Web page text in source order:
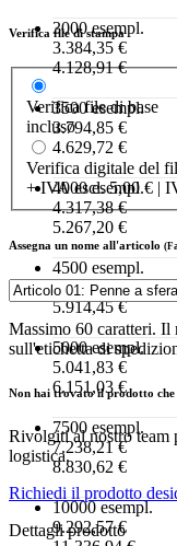
3000 esempl.
3.384,35 €
4.128,91 €
3500 esempl.
3.794,85 €
4.629,72 €
4000 esempl.
4.317,38 €
5.267,20 €
4500 esempl.
4.847,91 €
5.914,45 €
5000 esempl.
5.041,83 €
6.151,03 €
7500 esempl.
7.238,21 €
8.830,62 €
10000 esempl.
9.292,57 €
Verifica file di stampa
Verifica file di base
incluso
Verifica digitale del
+ IVA escl. 5,00 € |
Assegna un nome all'articolo
Massimo 60 caratteri. Il
sull'etichetta di
Non hai trovato il prodotto che
Rivolgiti al nostro team
logistica.
Richiedi il prodotto
Dettagli prodotto